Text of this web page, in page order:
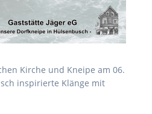
Kirche und Kneipe am 06.
inspirierte Klänge mit